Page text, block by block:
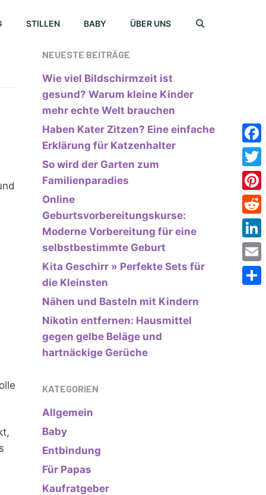
STILLEN BABY ÜBER UNS
NEUESTE BEITRÄGE
Wie viel Bildschirmzeit ist
gesund? Warum kleine Kinder
mehr echte Welt brauchen
Haben Kater Zitzen? Eine einfache
Erklärung für Katzenhalter
So wird der Garten zum
Familienparadies
Online
Geburtsvorbereitungskurse:
Moderne Vorbereitung für eine
selbstbestimmte Geburt
Kita Geschirr » Perfekte Sets für
die Kleinsten
Nähen und Basteln mit Kindern
Nikotin entfernen: Hausmittel
gegen gelbe Beläge und
hartnäckige Gerüche
KATEGORIEN
Allgemein
Baby
Entbindung
Für Papas
Kaufratgeber